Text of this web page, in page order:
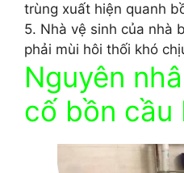
trùng xuất hiện quanh
5. Nhà vệ sinh của nhà
phải mùi hôi thối khó
Nguyên
cố bồn cầu